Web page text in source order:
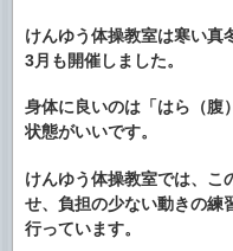
けんゆう体操教室は寒い真
3月も開催しました。
身体に良いのは「はら（腹
状態がいいです。
けんゆう体操教室では、こ
せ、負担の少ない動きの練
行っています。